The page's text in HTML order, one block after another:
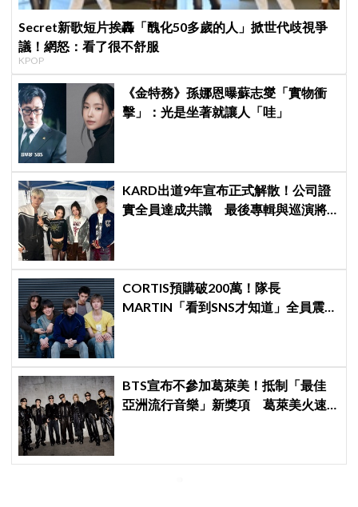
Secret新歌短片挨轟「醜化50多歲的人」掀世代歧視爭
議！網怒：看了很不舒服
KPOP
《金特務》孫娜恩曝蘇志燮「實物衝
擊」：光是坐著就讓人「哇」
KARD出道9年宣布正式解散！公司證
實全員達成共識 最後專輯與巡演將
CORTIS預購破200萬！隊長
MARTIN「看到SNS才知道」全員震
BTS宣布不參加葛萊美！抵制「最佳
亞洲流行音樂」新獎項 葛萊美火速